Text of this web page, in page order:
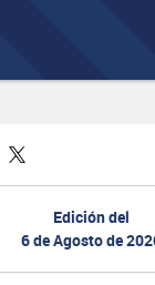
Edición del
6 de Agosto de